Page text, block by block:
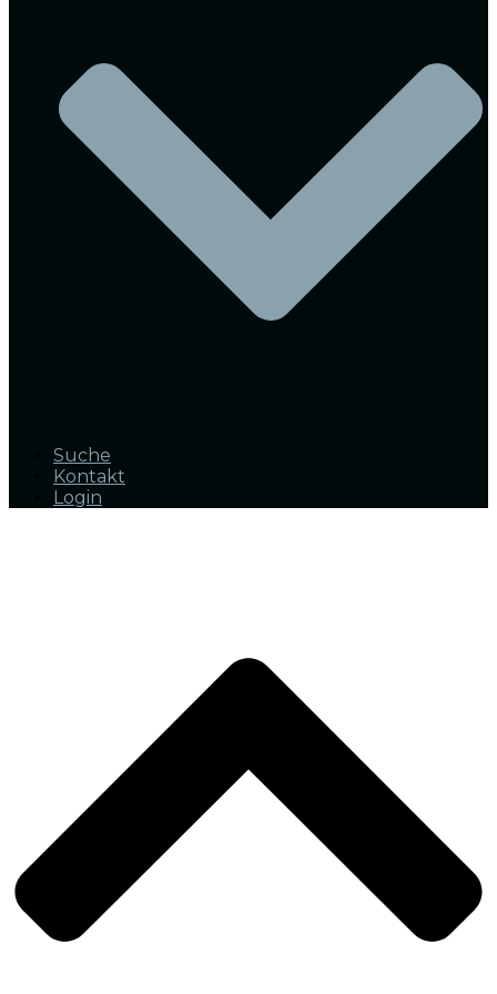
Suche
Kontakt
Login